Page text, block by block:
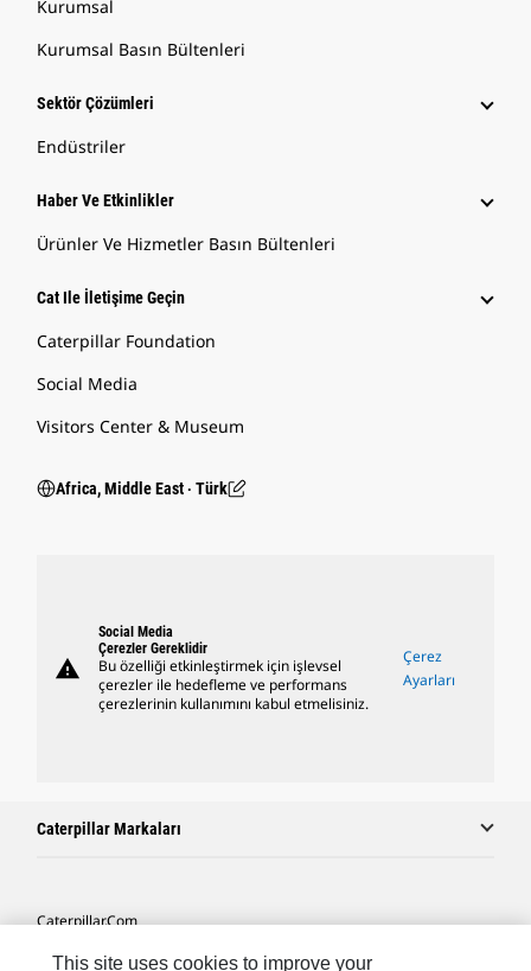
Kurumsal
Kurumsal Basın Bültenleri
Sektör Çözümleri
Endüstriler
Haber Ve Etkinlikler
Ürünler Ve Hizmetler Basın Bültenleri
Cat Ile İletişime Geçin
Caterpillar Foundation
Social Media
Visitors Center & Museum
Africa, Middle East ‧ Türk
warning
Social Media
Çerezler Gereklidir
Bu özelliği etkinleştirmek için işlevsel
çerezler ile hedefleme ve performans
çerezlerinin kullanımını kabul etmelisiniz.
Çerez
Ayarları
Caterpillar Markaları
Caterpillar.com
Caterpillar Müşteri Hizmetleri Ve Iletişim
This site uses cookies to improve your